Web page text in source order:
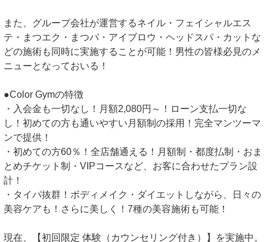
また、グループ会社が運営するネイル・フェイシャルエス
テ・まつエク・まつパ・アイブロウ・ヘッドスパ・カットな
どの施術も同時に実施することが可能！男性の皆様必見のメ
ニューとなっておいる！
●Color Gymの特徴
・入会金も一切なし！月額2,080円～！ローン支払一切な
し！初めての方も通いやすい月額制の採用！完全マンツーマ
ンで提供！
・初めての方60％！全店舗通える！月額制・都度払制・おま
とめチケット制・VIPコースなど、お客に合わせたプラン設
計！
・タイパ抜群！ボディメイク・ダイエットしながら、日々の
美容ケアも！さらに美しく！7種の美容施術も可能！
現在、【初回限定 体験（カウンセリング付き）】を実施中。